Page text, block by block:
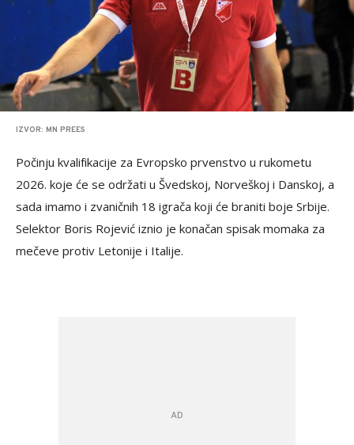
IZVOR: MN PREES
Počinju kvalifikacije za Evropsko prvenstvo u rukometu
2026. koje će se održati u Švedskoj, Norveškoj i Danskoj, a
sada imamo i zvaničnih 18 igrača koji će braniti boje Srbije.
Selektor Boris Rojević iznio je konačan spisak momaka za
mečeve protiv Letonije i Italije.